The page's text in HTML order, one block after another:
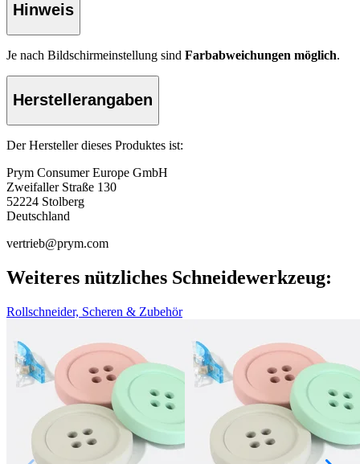
Hinweis
Je nach Bildschirmeinstellung sind Farbabweichungen möglich.
Herstellerangaben
Der Hersteller dieses Produktes ist:
Prym Consumer Europe GmbH
Zweifaller Straße 130
52224 Stolberg
Deutschland
vertrieb@prym.com
Weiteres nützliches Schneidewerkzeug:
Rollschneider, Scheren & Zubehör